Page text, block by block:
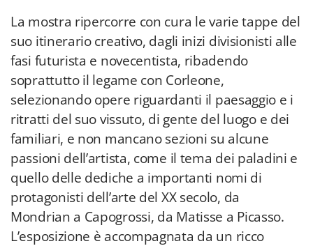
La mostra ripercorre con cura le varie tappe del
suo itinerario creativo, dagli inizi divisionisti alle
fasi futurista e novecentista, ribadendo
soprattutto il legame con Corleone,
selezionando opere riguardanti il paesaggio e i
ritratti del suo vissuto, di gente del luogo e dei
familiari, e non mancano sezioni su alcune
passioni dell’artista, come il tema dei paladini e
quello delle dediche a importanti nomi di
protagonisti dell’arte del XX secolo, da
Mondrian a Capogrossi, da Matisse a Picasso.
L’esposizione è accompagnata da un ricco